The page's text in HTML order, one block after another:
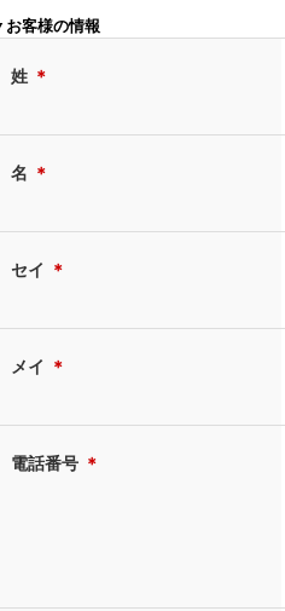
客様の情報
姓 ＊
名 ＊
セイ ＊
メイ ＊
電話番号 ＊